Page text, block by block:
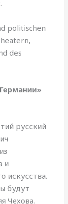
politischen
des
русский
и
искусства.
будут
Чехова.